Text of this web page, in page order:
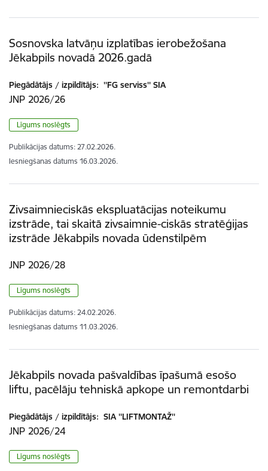
Sosnovska latvāņu izplatības ierobežošana
Jēkabpils novadā 2026.gadā
Piegādātājs / izpildītājs: ''FG serviss'' SIA
JNP 2026/26
Līgums noslēgts
Publikācijas datums: 27.02.2026.
Iesniegšanas datums 16.03.2026.
Zivsaimnieciskās ekspluatācijas noteikumu
izstrāde, tai skaitā zivsaimnie-ciskās stratēģijas
izstrāde Jēkabpils novada ūdenstilpēm
JNP 2026/28
Līgums noslēgts
Publikācijas datums: 24.02.2026.
Iesniegšanas datums 11.03.2026.
Jēkabpils novada pašvaldības īpašumā esošo
liftu, pacēlāju tehniskā apkope un remontdarbi
Piegādātājs / izpildītājs: SIA ''LIFTMONTAŽ''
JNP 2026/24
Līgums noslēgts